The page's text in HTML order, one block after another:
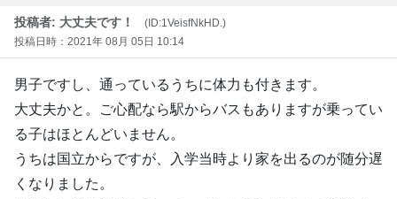
投稿者: 大丈夫です！
(ID:1VeisfNkHD.)
投稿日時：2021年 08月 05日 10:14
男子ですし、通っているうちに体力も付きます。
大丈夫かと。ご心配なら駅からバスもありますが乗ってい
る子はほとんどいません。
うちは国立からですが、入学当時より家を出るのが随分遅
くなりました。